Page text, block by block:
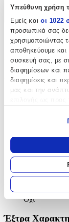
Υπεύθυνη χρήση
Εμείς και οι 1022
προσωπικά σας
χρησιμοποιώντας
αποθηκεύουμε
συσκευή σας, με
διαφημίσεων και
διαφημίσεις και
μας και την
Να
σας
απόσταση
Να
για
Μάθετε
προσωπικών σας
Χαρακτηριστικά
+
Βασικά
Υλικό:
Περιοχή
Σετ
Όχι
Έξτρα